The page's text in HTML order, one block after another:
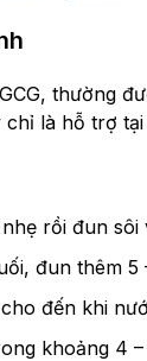
thường
là hỗ trợ
rồi đun sôi
đun thêm
đến khi
khoảng 4